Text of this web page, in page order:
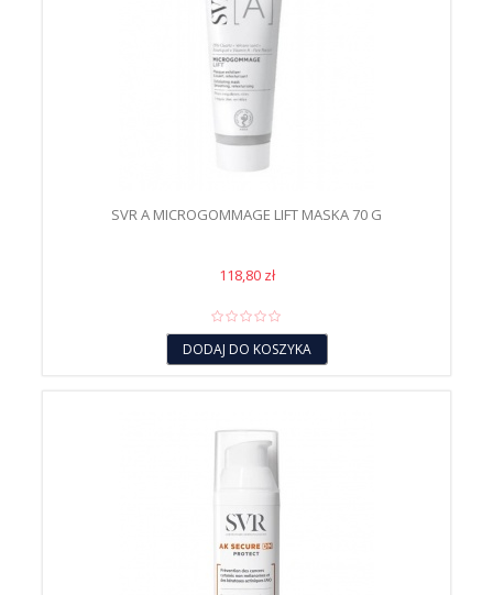
SVR A MICROGOMMAGE LIFT MASKA 70 G
118,80 zł
DODAJ DO KOSZYKA